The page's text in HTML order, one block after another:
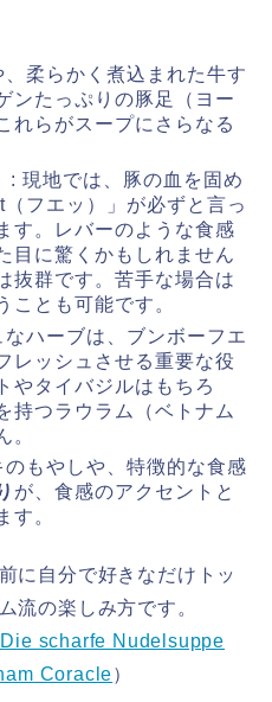
柔らかく煮込まれた牛す
ンたっぷりの豚足（ヨー
れらがスープにさらなる
: 現地では、豚の血を固め
フエッ）」が必ずと言っ
す。レバーのような食感
目に驚くかもしれません
抜群です。苦手な場合は
ことも可能です。
ハーブは、ブンボーフエ
レッシュさせる重要な役
やタイバジルはもちろ
持つラウラム（ベトナム
。
もやしや、特徴的な食感
が、食感のアクセントと
す。
に自分で好きなだけトッ
流の楽しみ方です。
scharfe Nudelsuppe
Coracle）